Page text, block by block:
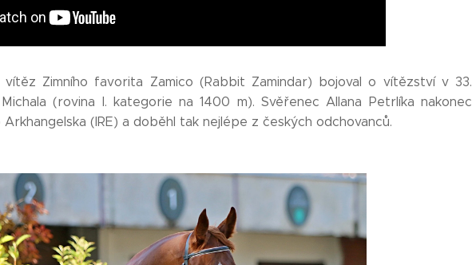
Zimního favorita Zamico (Rabbit Zamindar) bojoval o vítězství v 33.
(rovina I. kategorie na 1400 m). Svěřenec Allana Petrlíka nakonec
(IRE) a doběhl tak nejlépe z českých odchovanců.